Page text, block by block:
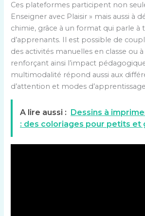
Ces plateformes participent non
Enseigner avec Plaisir » mais aussi à
chimie, grâce à un format qui parle à
d’apprenants. Il est possible de
des activités manuelles en classe ou
renforçant ainsi l’impact
multimodalité répond aussi aux
d’attention et modes
A lire aussi : Dessins à
: des coloriages pour petits et